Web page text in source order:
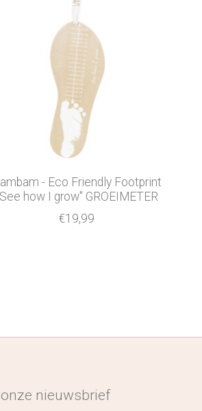
- Eco Friendly Footprint
how I grow" GROEIMETER
€19,99
nieuwsbrief